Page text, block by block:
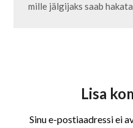
mille jälgijaks saab
Lisa
Sinu e-postiaadressi ei